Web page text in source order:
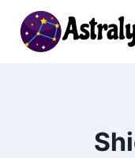
content